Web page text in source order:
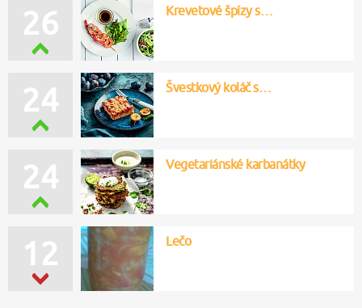
26 Krevetové špízy s…
24 Švestkový koláč s…
24 Vegetariánské karbanátky
12 Lečo